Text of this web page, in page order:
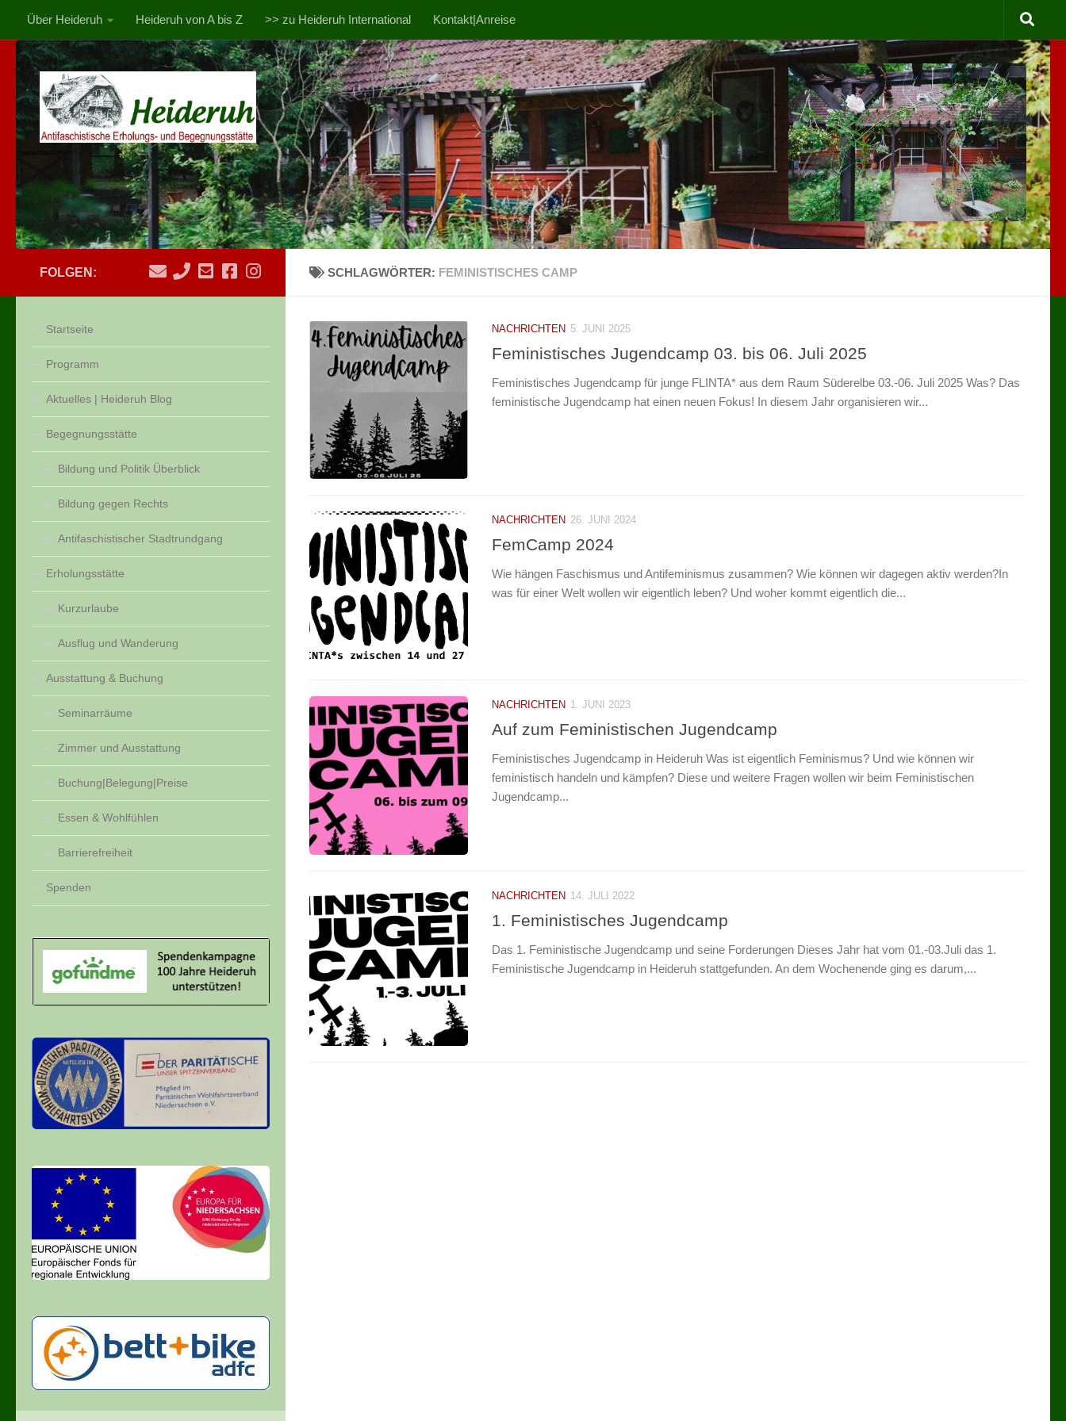
Zum Inhalt springen
Über Heideruh Heideruh von A bis Z >> zu Heideruh International Kontakt|Anreise
SCHLAGWÖRTER: FEMINISTISCHES CAMP
NACHRICHTEN 5. JUNI 2025
Feministisches Jugendcamp 03. bis 06. Juli 2025
Feministisches Jugendcamp für junge FLINTA* aus dem Raum Süderelbe 03.-06. Juli 2025 Was? Das
feministische Jugendcamp hat einen neuen Fokus! In diesem Jahr organisieren wir...
NACHRICHTEN 26. JUNI 2024
FemCamp 2024
Wie hängen Faschismus und Antifeminismus zusammen? Wie können wir dagegen aktiv werden?In
was für einer Welt wollen wir eigentlich leben? Und woher kommt eigentlich die...
NACHRICHTEN 1. JUNI 2023
Auf zum Feministischen Jugendcamp
Feministisches Jugendcamp in Heideruh Was ist eigentlich Feminismus? Und wie können wir
feministisch handeln und kämpfen? Diese und weitere Fragen wollen wir beim Feministischen
Jugendcamp...
NACHRICHTEN 14. JULI 2022
1. Feministisches Jugendcamp
Das 1. Feministische Jugendcamp und seine Forderungen Dieses Jahr hat vom 01.-03.Juli das 1.
Feministische Jugendcamp in Heideruh stattgefunden. An dem Wochenende ging es darum,...
FOLGEN:
Startseite
Programm
Aktuelles | Heideruh Blog
Begegnungsstätte
Bildung und Politik Überblick
Bildung gegen Rechts
Antifaschistischer Stadtrundgang
Erholungsstätte
Kurzurlaube
Ausflug und Wanderung
Ausstattung & Buchung
Seminarräume
Zimmer und Ausstattung
Buchung|Belegung|Preise
Essen & Wohlfühlen
Barrierefreiheit
Spenden